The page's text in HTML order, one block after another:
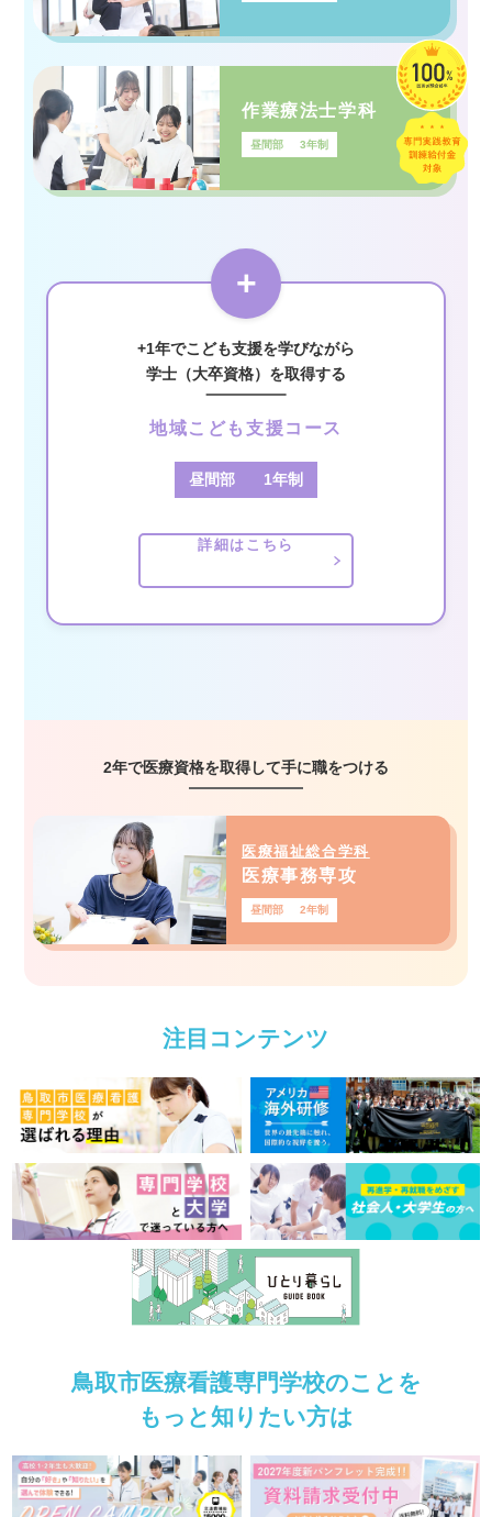
作業療法士学科
昼間部 3年制
+
+1年でこども支援を学びながら
学士（大卒資格）を取得する
地域こども支援コース
昼間部 1年制
詳細はこちら
2年で医療資格を取得して手に職をつける
医療福祉総合学科
医療事務専攻
昼間部 2年制
注目コンテンツ
鳥取市医療看護専門学校のことを
もっと知りたい方は